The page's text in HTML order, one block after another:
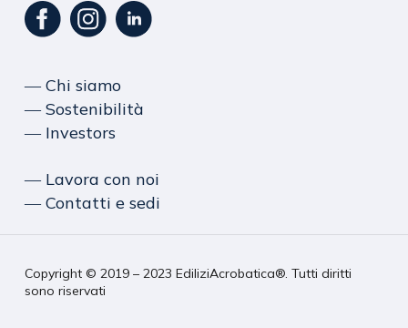
― Chi siamo
― Sostenibilità
― Investors
― Lavora con noi
― Contatti e sedi
Copyright © 2019 – 2023 EdiliziAcrobatica®. Tutti diritti
sono riservati